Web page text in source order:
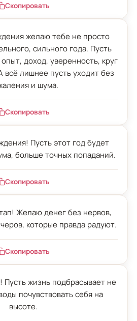
Скопировать
желаю тебе не просто
сильного года. Пусть
доход, уверенность, круг
лишнее пусть уходит без
и шума.
Скопировать
Пусть этот год будет
больше точных попаданий.
Скопировать
Желаю денег без нервов,
которые правда радуют.
Скопировать
Пусть жизнь подбрасывает не
почувствовать себя на
высоте.